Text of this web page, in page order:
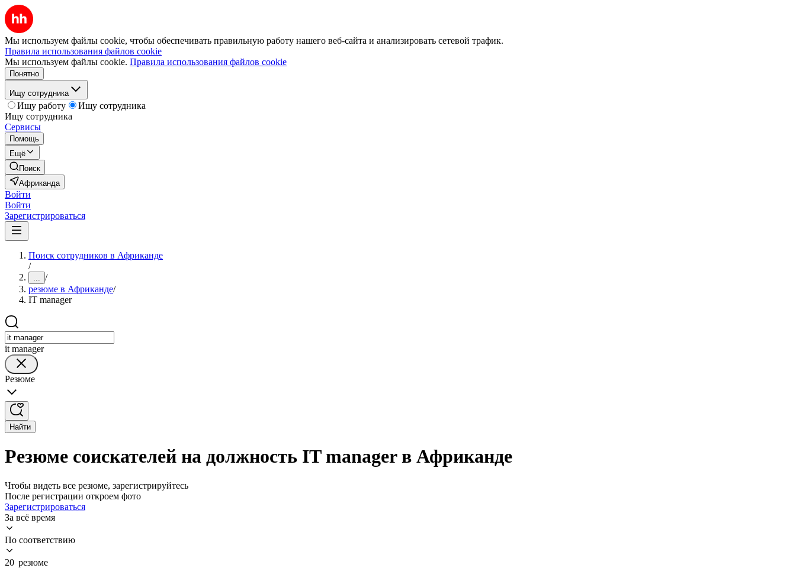
Мы используем файлы cookie, чтобы обеспечивать правильную работу нашего веб-сайта и анализировать сетевой трафик.
Правила использования файлов cookie
Мы используем файлы cookie. Правила использования файлов cookie
Понятно
Ищу сотрудника
Ищу работу
Ищу сотрудника
Ищу сотрудника
Сервисы
Помощь
Ещё
Поиск
Африканда
Войти
Войти
Зарегистрироваться
Поиск сотрудников в Африканде
/
... /
резюме в Африканде/
IT manager
it manager
Резюме
Найти
Резюме соискателей на должность IT manager в Африканде
Чтобы видеть все резюме, зарегистрируйтесь
После регистрации откроем фото
Зарегистрироваться
За всё время
По соответствию
20 резюме